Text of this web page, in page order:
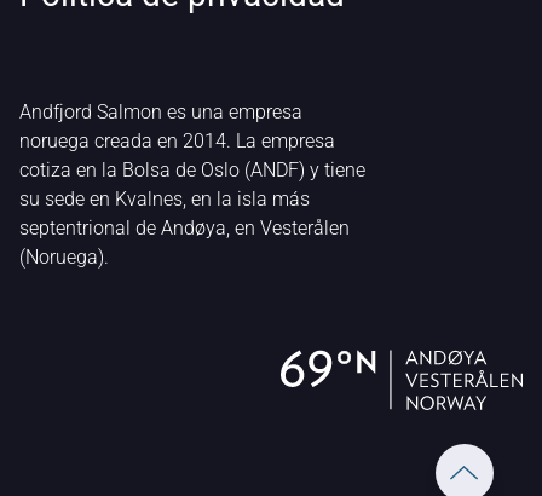
Andfjord Salmon es una empresa
noruega creada en 2014. La empresa
cotiza en la Bolsa de Oslo (ANDF) y tiene
su sede en Kvalnes, en la isla más
septentrional de Andøya, en Vesterålen
(Noruega).